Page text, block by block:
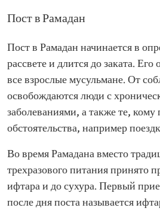
Пост в Рамадан
Пост в Рамадан начинается в
рассвете и длится до заката.
все взрослые мусульмане. От
освобождаются люди с
заболеваниями, а также те,
обстоятельства, например
Во время Рамадана вместо
трехразового питания принято
ифтара и до сухура. Первый
после дня поста называется